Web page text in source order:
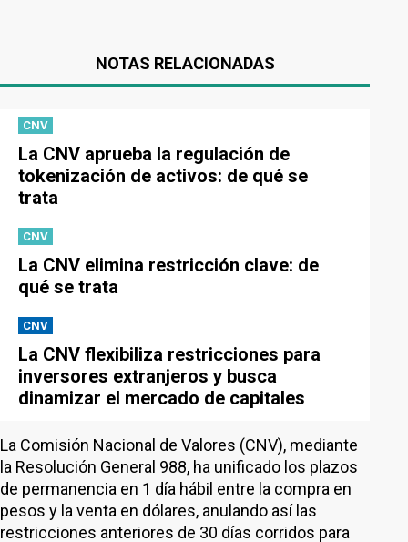
NOTAS RELACIONADAS
CNV
La CNV aprueba la regulación de
tokenización de activos: de qué se
trata
CNV
La CNV elimina restricción clave: de
qué se trata
CNV
La CNV flexibiliza restricciones para
inversores extranjeros y busca
dinamizar el mercado de capitales
La Comisión Nacional de Valores (CNV), mediante
la Resolución General 988, ha unificado los plazos
de permanencia en 1 día hábil entre la compra en
pesos y la venta en dólares, anulando así las
restricciones anteriores de 30 días corridos para